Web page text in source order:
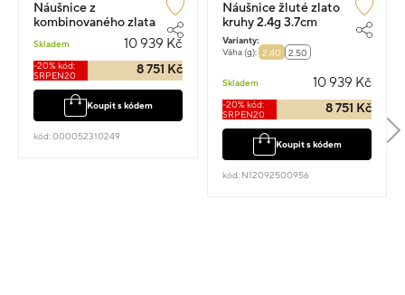
Náušnice z
kombinovaného zlata
kruhy s kamenem 1.30cm
2.4g
Skladem 10 939 Kč
-20% kód:
SRPEN20
8 751 Kč
Koupit s kódem
kód: 000052310249
Náušnice žluté zlato
kruhy 2.4g 3.7cm
Varianty:
Váha (g): 2.40 2.50
Skladem 10 939 Kč
-20% kód:
SRPEN20
8 751 Kč
Koupit s kódem
kód: N12092500956